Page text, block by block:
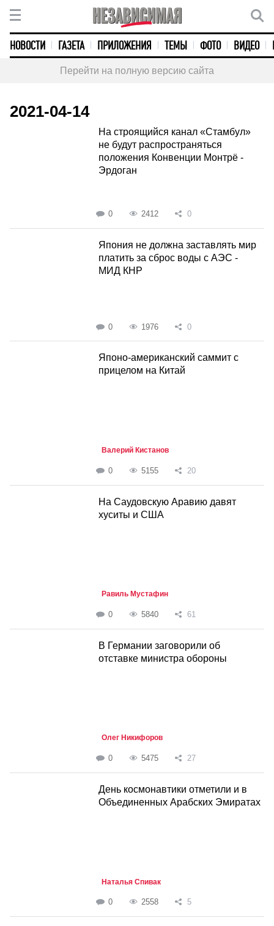
НОВОСТИ ГАЗЕТА ПРИЛОЖЕНИЯ ТЕМЫ ФОТО ВИДЕО
Перейти на полную версию сайта
2021-04-14
На строящийся канал «Стамбул»
не будут распространяться
положения Конвенции Монтрё -
Эрдоган
0 2412 0
Япония не должна заставлять мир
платить за сброс воды с АЭС -
МИД КНР
0 1976 0
Японо-американский саммит с
прицелом на Китай
Валерий Кистанов
0 5155 20
На Саудовскую Аравию давят
хуситы и США
Равиль Мустафин
0 5840 61
В Германии заговорили об
отставке министра обороны
Олег Никифоров
0 5475 27
День космонавтики отметили и в
Объединенных Арабских Эмиратах
Наталья Спивак
0 2558 5